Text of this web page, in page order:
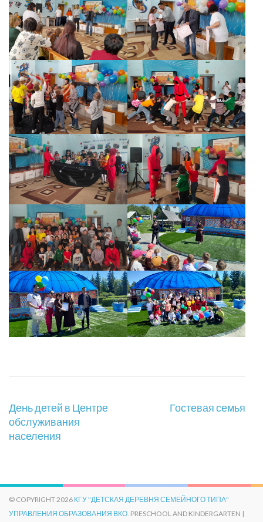
Навигация
по
записям
День детей в Центре
обслуживания
населения
Гостевая семья
© COPYRIGHT 2026 КГУ "ДЕТСКАЯ ДЕРЕВНЯ СЕМЕЙНОГО ТИПА"
УПРАВЛЕНИЯ ОБРАЗОВАНИЯ ВКО. PRESCHOOL AND KINDERGARTEN |